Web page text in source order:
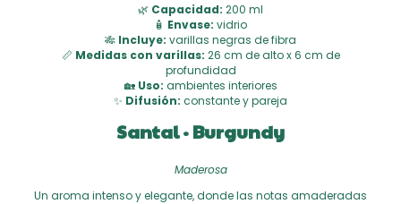
🌿 Capacidad: 200 ml
🧴 Envase: vidrio
🎋 Incluye: varillas negras de fibra
📏 Medidas con varillas: 26 cm de alto x 6 cm de
profundidad
🏡 Uso: ambientes interiores
✨ Difusión: constante y pareja
Santal · Burgundy
Maderosa
Un aroma intenso y elegante, donde las notas amaderadas